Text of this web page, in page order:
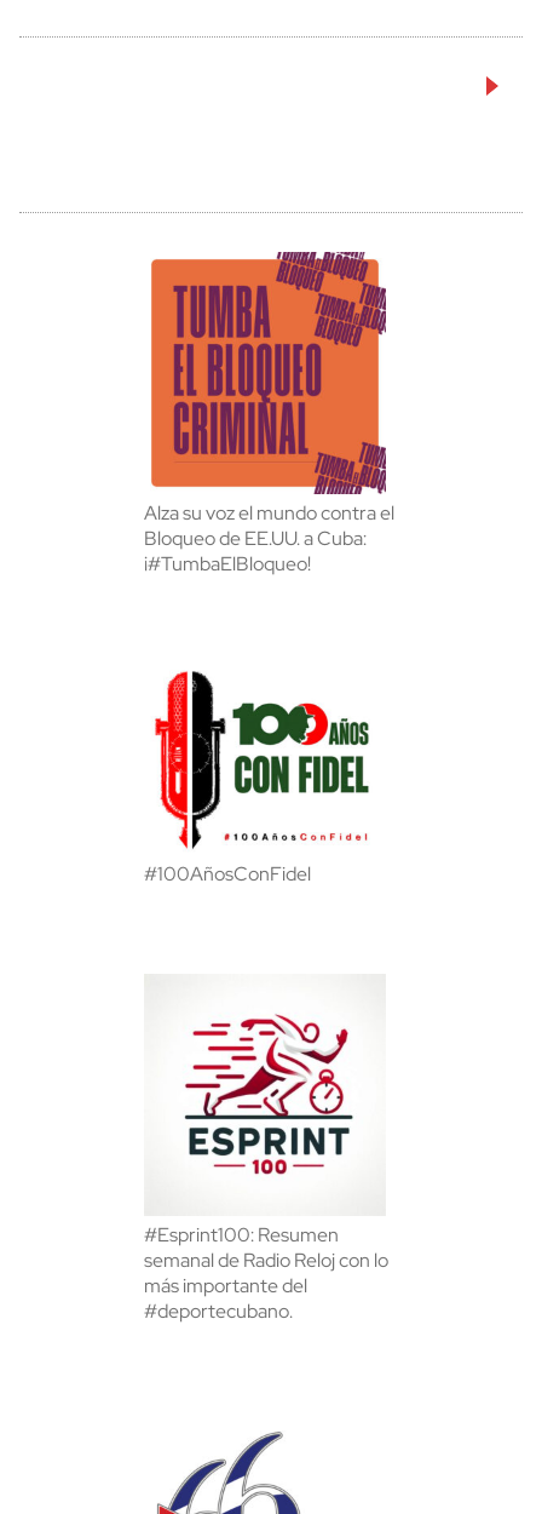
Alza su voz el mundo contra el
Bloqueo de EE.UU. a Cuba:
¡#TumbaElBloqueo!
#100AñosConFidel
#Esprint100: Resumen
semanal de Radio Reloj con lo
más importante del
#deportecubano.